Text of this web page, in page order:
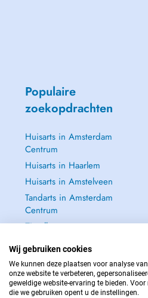
Populaire
zoekopdrachten
Huisarts in Amsterdam
Centrum
Huisarts in Haarlem
Huisarts in Amstelveen
Tandarts in Amsterdam
Centrum
Zie alle →
NEEM IN GEVAL VAN NOOD
Wij gebruiken cookies
We kunnen deze plaatsen voor analyse
onze website te verbeteren,
geweldige website-ervaring te bieden.
die we gebruiken opent u de instellingen.